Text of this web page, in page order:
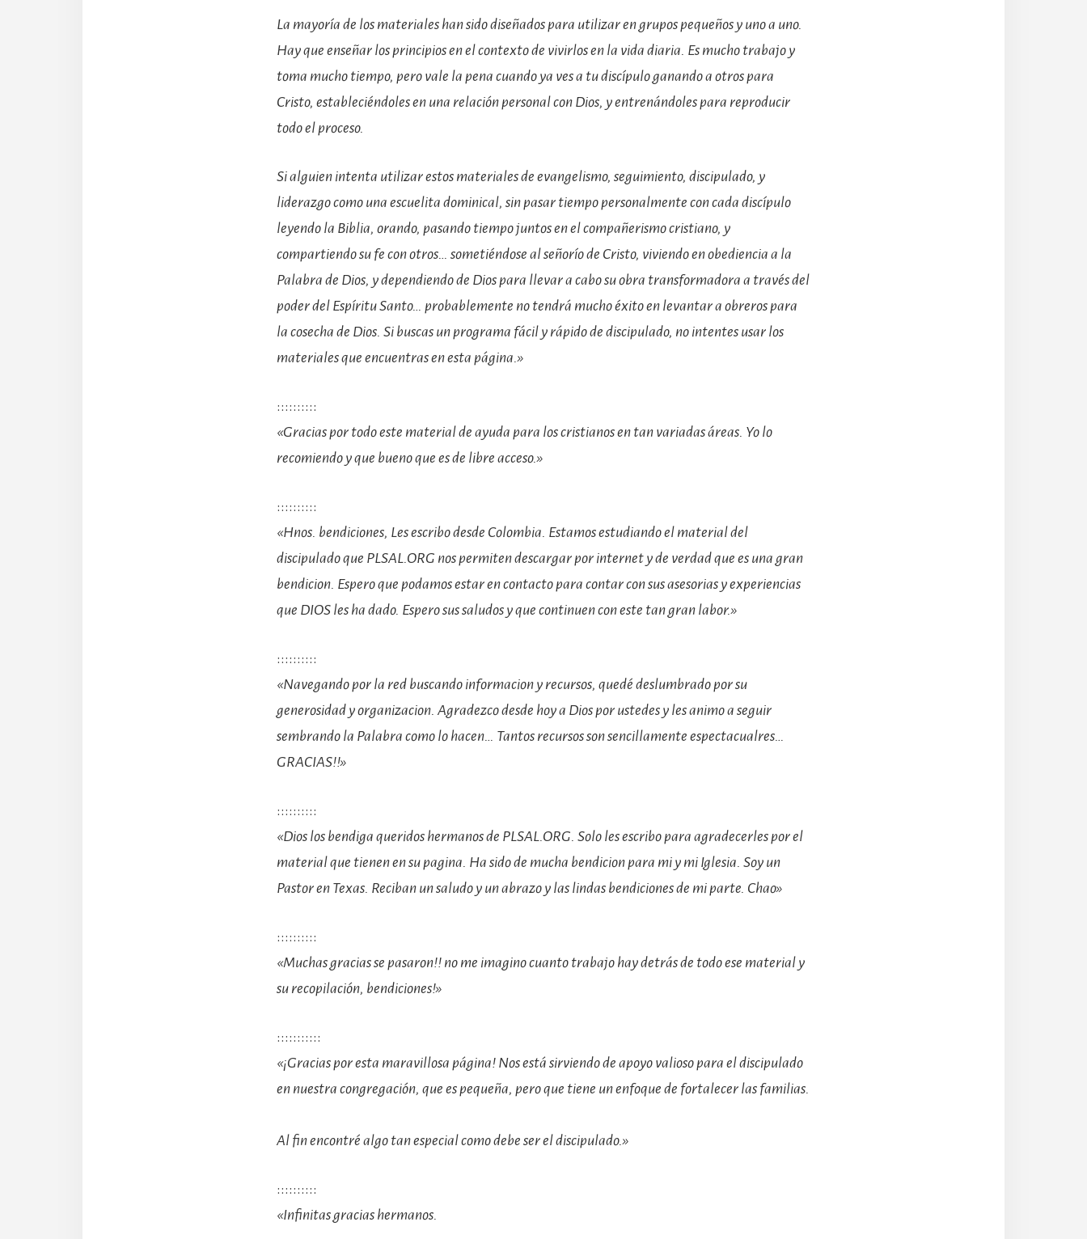
La mayoría de los materiales han sido diseñados para utilizar en grupos pequeños y uno a uno.
Hay que enseñar los principios en el contexto de vivirlos en la vida diaria. Es mucho trabajo y
toma mucho tiempo, pero vale la pena cuando ya ves a tu discípulo ganando a otros para
Cristo, estableciéndoles en una relación personal con Dios, y entrenándoles para reproducir
todo el proceso.
Si alguien intenta utilizar estos materiales de evangelismo, seguimiento, discipulado, y
liderazgo como una escuelita dominical, sin pasar tiempo personalmente con cada discípulo
leyendo la Biblia, orando, pasando tiempo juntos en el compañerismo cristiano, y
compartiendo su fe con otros… sometiéndose al señorío de Cristo, viviendo en obediencia a la
Palabra de Dios, y dependiendo de Dios para llevar a cabo su obra transformadora a través del
poder del Espíritu Santo… probablemente no tendrá mucho éxito en levantar a obreros para
la cosecha de Dios. Si buscas un programa fácil y rápido de discipulado, no intentes usar los
materiales que encuentras en esta página.»
::::::::::
«Gracias por todo este material de ayuda para los cristianos en tan variadas áreas. Yo lo
recomiendo y que bueno que es de libre acceso.»
::::::::::
«Hnos. bendiciones, Les escribo desde Colombia. Estamos estudiando el material del
discipulado que PLSAL.ORG nos permiten descargar por internet y de verdad que es una gran
bendicion. Espero que podamos estar en contacto para contar con sus asesorias y experiencias
que DIOS les ha dado. Espero sus saludos y que continuen con este tan gran labor.»
::::::::::
«Navegando por la red buscando informacion y recursos, quedé deslumbrado por su
generosidad y organizacion. Agradezco desde hoy a Dios por ustedes y les animo a seguir
sembrando la Palabra como lo hacen… Tantos recursos son sencillamente espectacualres…
GRACIAS!!»
::::::::::
«Dios los bendiga queridos hermanos de PLSAL.ORG. Solo les escribo para agradecerles por el
material que tienen en su pagina. Ha sido de mucha bendicion para mi y mi Iglesia. Soy un
Pastor en Texas. Reciban un saludo y un abrazo y las lindas bendiciones de mi parte. Chao»
::::::::::
«Muchas gracias se pasaron!! no me imagino cuanto trabajo hay detrás de todo ese material y
su recopilación, bendiciones!»
:::::::::::
«¡Gracias por esta maravillosa página! Nos está sirviendo de apoyo valioso para el discipulado
en nuestra congregación, que es pequeña, pero que tiene un enfoque de fortalecer las familias.
Al fin encontré algo tan especial como debe ser el discipulado.»
::::::::::
«Infinitas gracias hermanos.